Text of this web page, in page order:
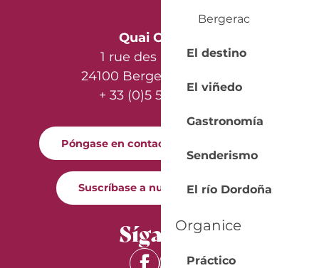
Bergerac
El destino
El viñedo
Gastronomía
Senderismo
El río Dordoña
Organice
Práctico
Quai Cyrano
1 rue des Récollets
24100 Bergerac - France
+ 33 (0)5 53 57 03 11
Póngase en contacto con nosotros
Suscríbase a nuestro boletín
Síganos